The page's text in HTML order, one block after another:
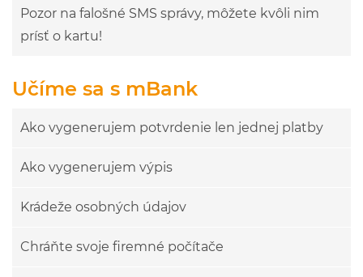
Pozor na falošné SMS správy, môžete kvôli nim
prísť o kartu!
Učíme sa s mBank
Ako vygenerujem potvrdenie len jednej platby
Ako vygenerujem výpis
Krádeže osobných údajov
Chráňte svoje firemné počítače